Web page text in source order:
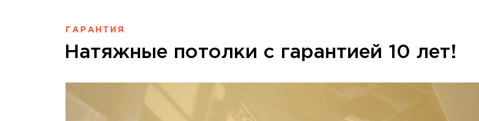
ГАРАНТИЯ
Натяжные потолки с гарантией 10 лет!